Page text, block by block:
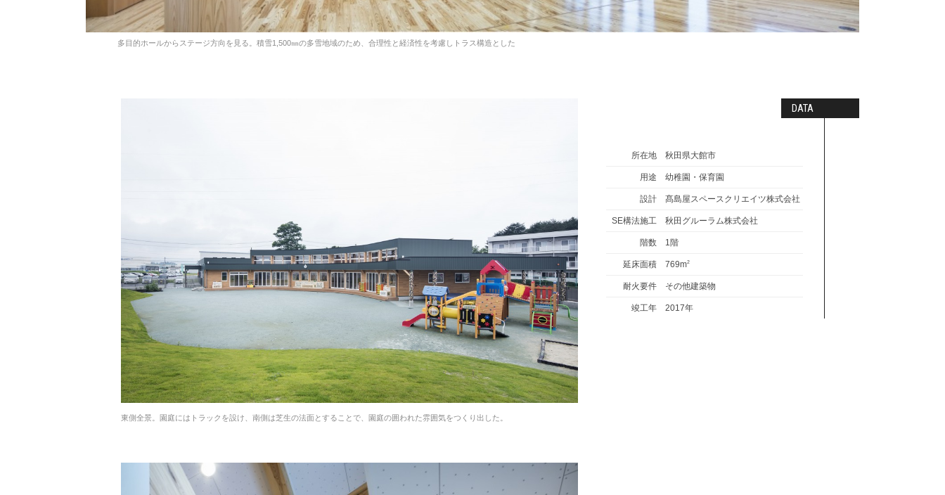
多目的ホールからステージ方向を見る。積雪1,500㎜の多雪地域のため、合理性と経済性を考慮しトラス構造とした
東側全景。園庭にはトラックを設け、南側は芝生の法面とすることで、園庭の囲われた雰囲気をつくり出した。
DATA
所在地 秋田県大館市
用途 幼稚園・保育園
設計 髙島屋スペースクリエイツ株式会社
SE構法施工 秋田グルーラム株式会社
階数 1階
延床面積 769m2
耐火要件 その他建築物
竣工年 2017年